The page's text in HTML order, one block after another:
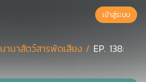
เข้าสู่ระบบ
นานาสัตว์สารพัดเสียง / EP. 138: